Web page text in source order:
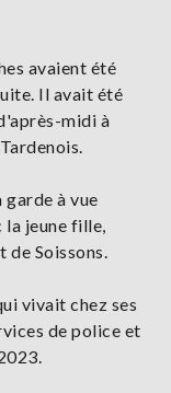
avaient été
Il avait été
midi à
garde à vue
la jeune fille,
de Soissons.
vivait chez ses
de police et